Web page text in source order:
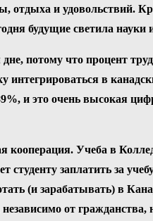
отдыха и удовольствий.
будущие светила
потому что процент
в
и это очень высокая
Учеба в
заплатить за
(и зарабатывать) в
от